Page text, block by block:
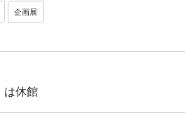
企画展
は休館